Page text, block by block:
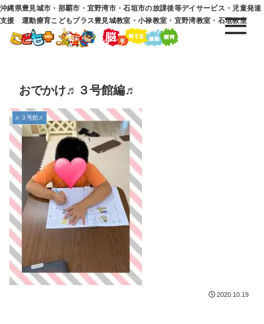
沖縄県豊見城市・那覇市・宜野湾市・石垣市の放課後等デイサービス・児童発達
支援 運動療育こどもプラス豊見城教室・小禄教室・宜野湾教室・石垣教室
おでかけ♬３号館編♬
♬３号館♬
2020.10.19